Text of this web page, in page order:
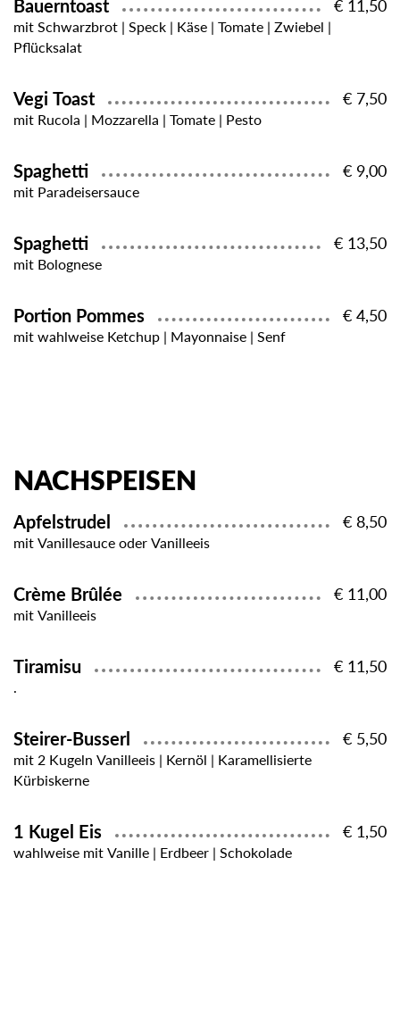
Bauerntoast € 11,50
mit Schwarzbrot | Speck | Käse | Tomate | Zwiebel |
Pflücksalat
Vegi Toast € 7,50
mit Rucola | Mozzarella | Tomate | Pesto
Spaghetti € 9,00
mit Paradeisersauce
Spaghetti € 13,50
mit Bolognese
Portion Pommes € 4,50
mit wahlweise Ketchup | Mayonnaise | Senf
NACHSPEISEN
Apfelstrudel € 8,50
mit Vanillesauce oder Vanilleeis
Crème Brûlée € 11,00
mit Vanilleeis
Tiramisu € 11,50
.
Steirer-Busserl € 5,50
mit 2 Kugeln Vanilleeis | Kernöl | Karamellisierte
Kürbiskerne
1 Kugel Eis € 1,50
wahlweise mit Vanille | Erdbeer | Schokolade